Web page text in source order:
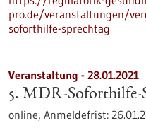
pro.de/veranstaltungen/
soforthilfe-sprechtag
Veranstaltung - 28.01.2021
5. MDR-Soforthilfe-
online, Anmeldefrist: